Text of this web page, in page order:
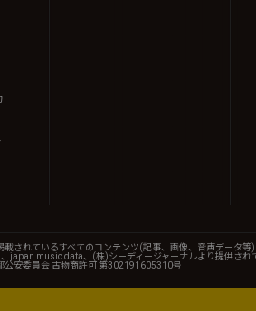
載されているすべてのコンテンツ(記事、画像、音声データ
japan music data、(株)シーディージャーナルより提供され
公安委員会 古物商許可 第302191605310号